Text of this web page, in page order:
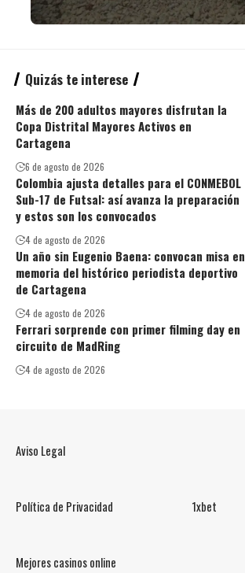
Quizás te interese
Más de 200 adultos mayores disfrutan la
Copa Distrital Mayores Activos en
Cartagena
6 de agosto de 2026
Colombia ajusta detalles para el CONMEBOL
Sub-17 de Futsal: así avanza la preparación
y estos son los convocados
4 de agosto de 2026
Un año sin Eugenio Baena: convocan misa en
memoria del histórico periodista deportivo
de Cartagena
4 de agosto de 2026
Ferrari sorprende con primer filming day en
circuito de MadRing
4 de agosto de 2026
Aviso Legal
Política de Privacidad 1xbet
Mejores casinos online